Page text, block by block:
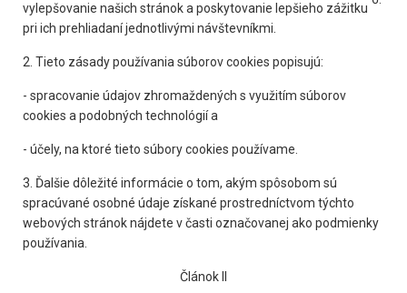
vylepšovanie našich stránok a poskytovanie lepšieho zážitku
pri ich prehliadaní jednotlivými návštevníkmi.
2. Tieto zásady používania súborov cookies popisujú:
- spracovanie údajov zhromaždených s využitím súborov
cookies a podobných technológií a
- účely, na ktoré tieto súbory cookies používame.
3. Ďalšie dôležité informácie o tom, akým spôsobom sú
spracúvané osobné údaje získané prostredníctvom týchto
webových stránok nájdete v časti označovanej ako podmienky
používania.
Článok II